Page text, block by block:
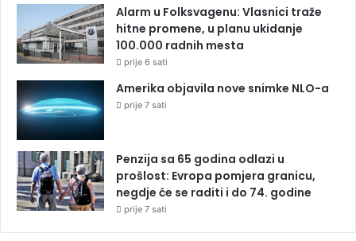
Alarm u Folksvagenu: Vlasnici traže
hitne promene, u planu ukidanje
100.000 radnih mesta
prije 6 sati
Amerika objavila nove snimke NLO-a
prije 7 sati
Penzija sa 65 godina odlazi u
prošlost: Evropa pomjera granicu,
negdje će se raditi i do 74. godine
prije 7 sati